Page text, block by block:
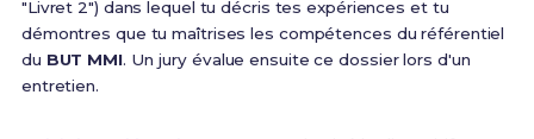
"Livret 2") dans lequel tu décris tes expériences et tu
démontres que tu maîtrises les compétences du référentiel
du BUT MMI. Un jury évalue ensuite ce dossier lors d'un
entretien.